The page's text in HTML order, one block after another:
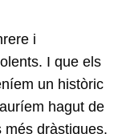
i
I que els
un històric
hagut de
més dràstiques.